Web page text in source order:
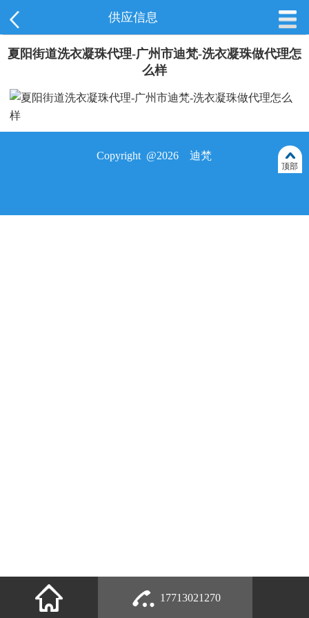
供应信息
夏阳街道洗衣凝珠代理-广州市迪梵-洗衣凝珠做代理怎
么样
Copyright @2026 迪梵
顶部
17713021270